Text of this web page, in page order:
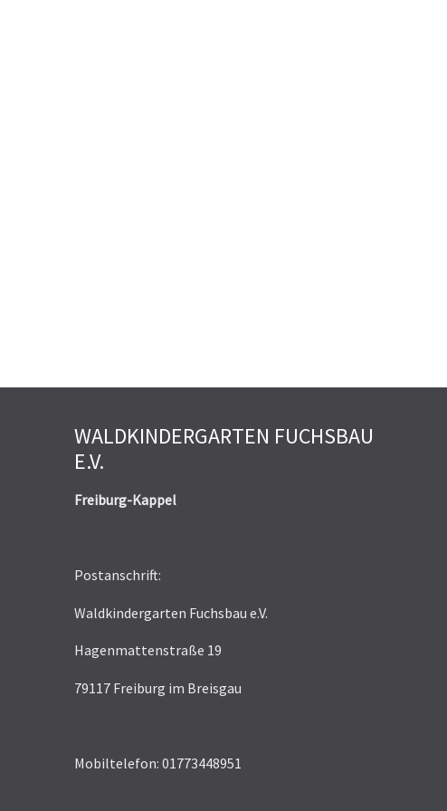
WALDKINDERGARTEN FUCHSBAU
E.V.
Freiburg-Kappel
Postanschrift:
Waldkindergarten Fuchsbau e.V.
Hagenmattenstraße 19
79117 Freiburg im Breisgau
Mobiltelefon: 01773448951